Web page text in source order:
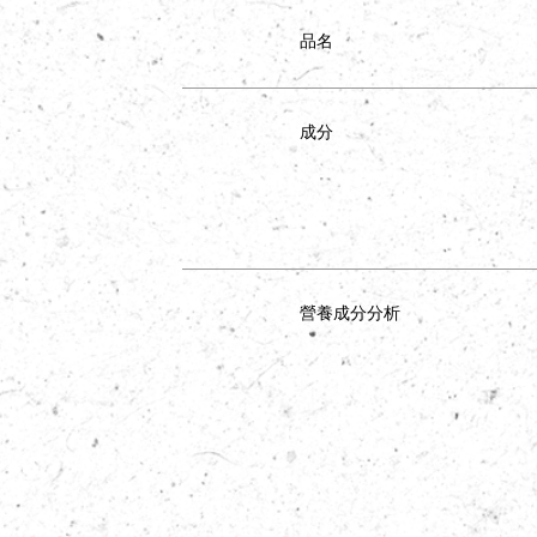
品名
成分
營養成分分析